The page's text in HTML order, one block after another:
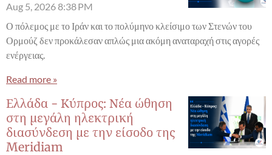
Aug 5, 2026 8:38 PM
Ο πόλεμος με το Ιράν και το πολύμηνο κλείσιμο των Στενών του
Ορμούζ δεν προκάλεσαν απλώς μια ακόμη αναταραχή στις αγορές
ενέργειας.
Read more »
Ελλάδα - Κύπρος: Νέα ώθηση
στη μεγάλη ηλεκτρική
διασύνδεση με την είσοδο της
Meridiam